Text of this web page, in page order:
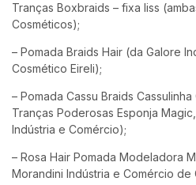
Tranças Boxbraids – fixa liss
Cosméticos);
– Pomada Braids Hair (da Galore
Cosmético Eireli);
– Pomada Cassu Braids
Tranças Poderosas Esponja
Indústria e Comércio);
– Rosa Hair Pomada Modeladora
Morandini Indústria e Comércio de